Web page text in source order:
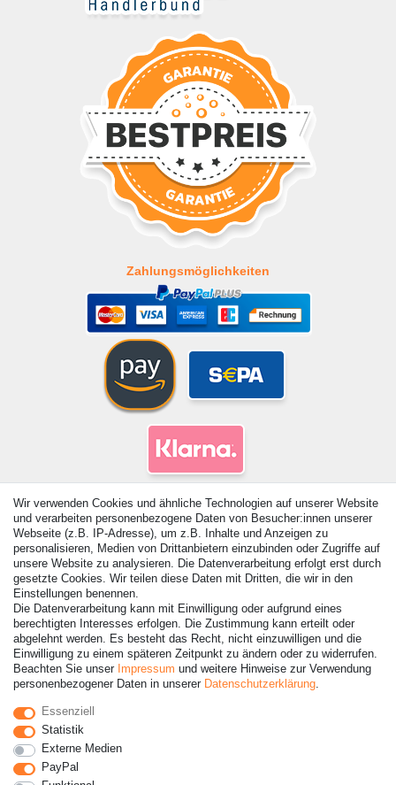
Zahlungsmöglichkeiten
© Copyright 2026 | Alle Rechte vorbehalten. - Alle Rechte
vorbehalten. Preisangaben inkl. gesetzl. 19% MwSt. |
Grundpreise siehe Artikeldetail | *Gilt für Lieferungen nach
Deutschland!
Wir verwenden Cookies und ähnliche Technologien auf unserer Website
und verarbeiten personenbezogene Daten von Besucher:innen unserer
Webseite (z.B. IP-Adresse), um z.B. Inhalte und Anzeigen zu
personalisieren, Medien von Drittanbietern einzubinden oder Zugriffe auf
unsere Website zu analysieren. Die Datenverarbeitung erfolgt erst durch
gesetzte Cookies. Wir teilen diese Daten mit Dritten, die wir in den
Einstellungen benennen.
Die Datenverarbeitung kann mit Einwilligung oder aufgrund eines
berechtigten Interesses erfolgen. Die Zustimmung kann erteilt oder
abgelehnt werden. Es besteht das Recht, nicht einzuwilligen und die
Einwilligung zu einem späteren Zeitpunkt zu ändern oder zu widerrufen.
Beachten Sie unser Impressum und weitere Hinweise zur Verwendung
personenbezogener Daten in unserer Daten­schutz­erklärung.
Essenziell
Statistik
Externe Medien
PayPal